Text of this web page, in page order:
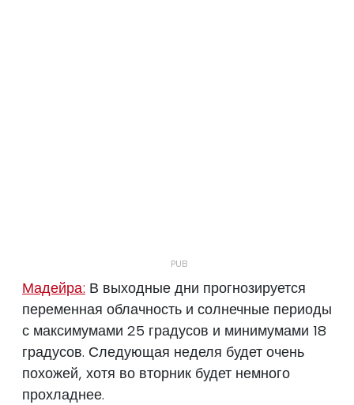
Мадейра: В выходные дни прогнозируется
переменная облачность и солнечные периоды
с максимумами 25 градусов и минимумами 18
градусов. Следующая неделя будет очень
похожей, хотя во вторник будет немного
прохладнее.